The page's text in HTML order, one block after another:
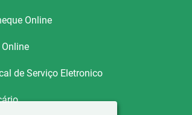
Online
de Serviço Eletronico